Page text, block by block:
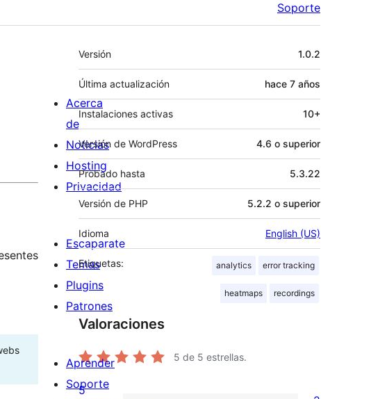
Soporte
Meta
Versión 1.0.2
Última actualización hace 7 años
Instalaciones activas 10+
Versión de WordPress 4.6 o superior
Probado hasta 5.3.22
Versión de PHP 5.2.2 o superior
Idioma English (US)
Etiquetas: analytics error tracking
heatmaps recordings
Valoraciones
5 de 5 estrellas.
5
Acerca
de
Noticias
Hosting
Privacidad
Escaparate
Temas
Plugins
Patrones
Aprender
Soporte